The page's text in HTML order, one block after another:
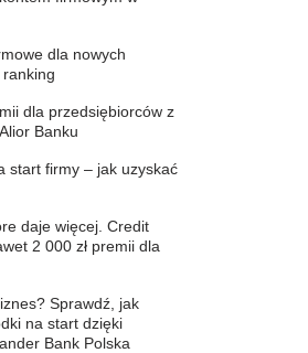
dla nowych
dla przedsiębiorców z
Banku
start firmy – jak uzyskać
daje więcej. Credit
2 000 zł premii dla
Sprawdź, jak
na start dzięki
Bank Polska